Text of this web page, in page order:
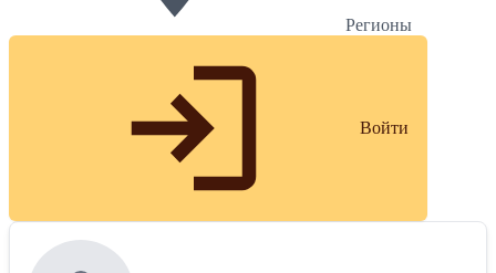
Регионы
Войти